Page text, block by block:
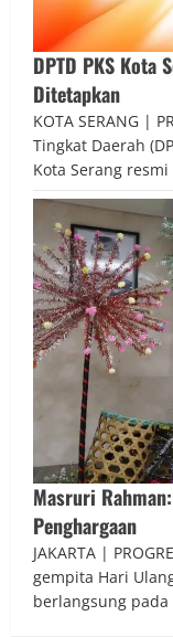
DPTD PKS Kota
Ditetapkan
KOTA SERANG |
Tingkat Daerah
Kota Serang
Masruri
Penghargaan
JAKARTA |
gempita Hari
berlangsung